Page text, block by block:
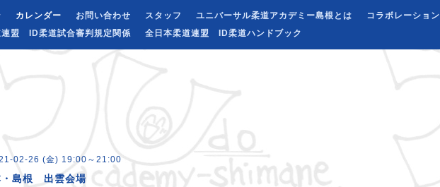
カレンダー お問い合わせ スタッフ ユニバーサル柔道アカデミー島根とは コラボレーション
連盟 ID柔道試合審判規定関係 全日本柔道連盟 ID柔道ハンドブック
02-26 (金) 19:00～21:00
・島根 出雲会場